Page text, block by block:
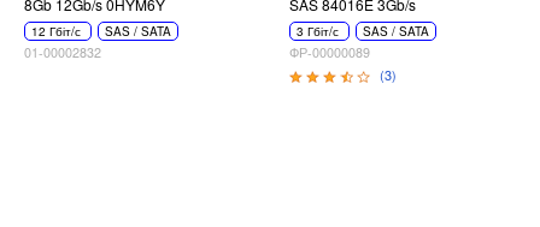
8Gb 12Gb/s 0HYM6Y
12 Гбіт/с SAS / SATA
01-00002832
SAS 84016E 3Gb/s
3 Гбіт/с SAS / SATA
ФР-00000089
(3)